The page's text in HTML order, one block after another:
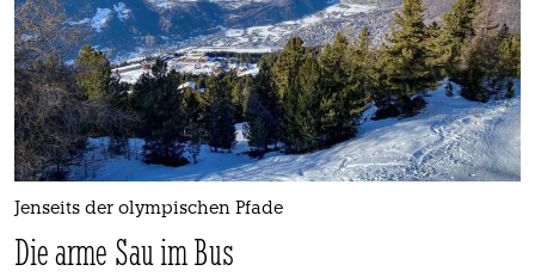
Jenseits der olympischen Pfade
Die arme Sau im Bus